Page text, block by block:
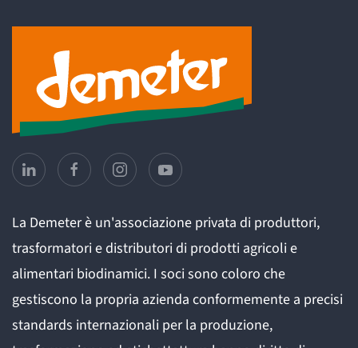
La Demeter è un'associazione privata di produttori,
trasformatori e distributori di prodotti agricoli e
alimentari biodinamici. I soci sono coloro che
gestiscono la propria azienda conformemente a precisi
standards internazionali per la produzione,